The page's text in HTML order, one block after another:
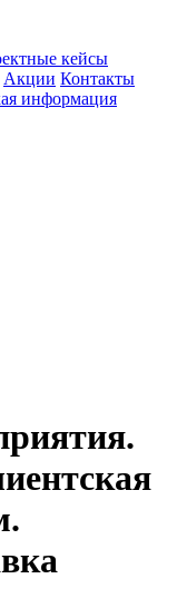
кейсы
Акции Контакты
информация